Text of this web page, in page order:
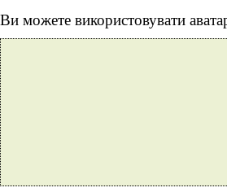
Ви можете використовувати